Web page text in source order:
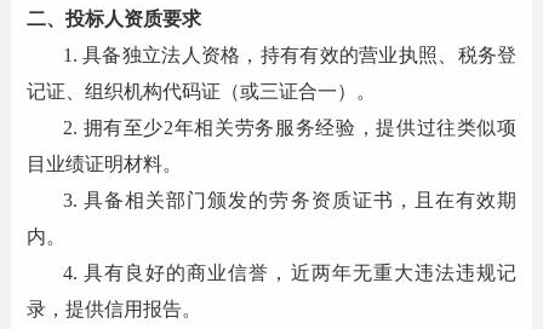
二、投标人资质要求
1. 具备独立法人资格，持有有效的营业执照、税务登
记证、组织机构代码证（或三证合一）。
2. 拥有至少2年相关劳务服务经验，提供过往类似项
目业绩证明材料。
3. 具备相关部门颁发的劳务资质证书，且在有效期
内。
4. 具有良好的商业信誉，近两年无重大违法违规记
录，提供信用报告。